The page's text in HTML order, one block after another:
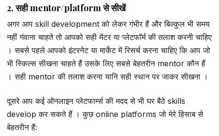
2. सही mentor/platform से सीखें
अगर आप skill development को लेकर गंभीर हैं और बिल्कुल भी समय
नहीं गंवाना चाहते तो आपको सही मेंटर या प्लेटफॉर्म की तलाश करनी चाहिए
। सबसे पहले आपको इंटरनेट या मार्केट में रिसर्च करना चाहिए कि आप जो
भी स्किल्स सीखना चाहते हैं उसके लिए सबसे बेहतरीन mentor कौन हैं
। सही mentor की तलाश करना यानि सही स्थान पर जाकर सीखना ।
दूसरे आप कई ऑनलाइन प्लेटफार्म्स की मदद से भी घर बैठे skills
develop कर सकते हैं । कुछ online platforms जो मेरे हिसाब से
बेहतरीन हैं: